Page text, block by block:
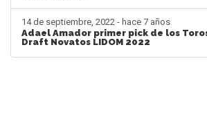
14 de septiembre, 2022 - hace 7 años
Adael Amador primer pick de los
Draft Novatos LIDOM 2022